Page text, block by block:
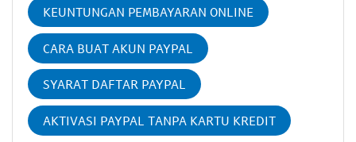
KEUNTUNGAN PEMBAYARAN ONLINE
CARA BUAT AKUN PAYPAL
SYARAT DAFTAR PAYPAL
AKTIVASI PAYPAL TANPA KARTU KREDIT